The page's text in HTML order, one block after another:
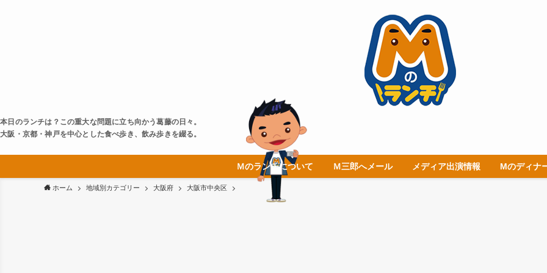
本日のランチは？この重大な問題に立ち向かう葛藤の日々。
大阪・京都・神戸を中心とした食べ歩き、飲み歩きを綴る。
Ｍのランチについて Ｍ三郎へメール メディア出演情報 Mのディナ
ホーム 地域別カテゴリー 大阪府 大阪市中央区